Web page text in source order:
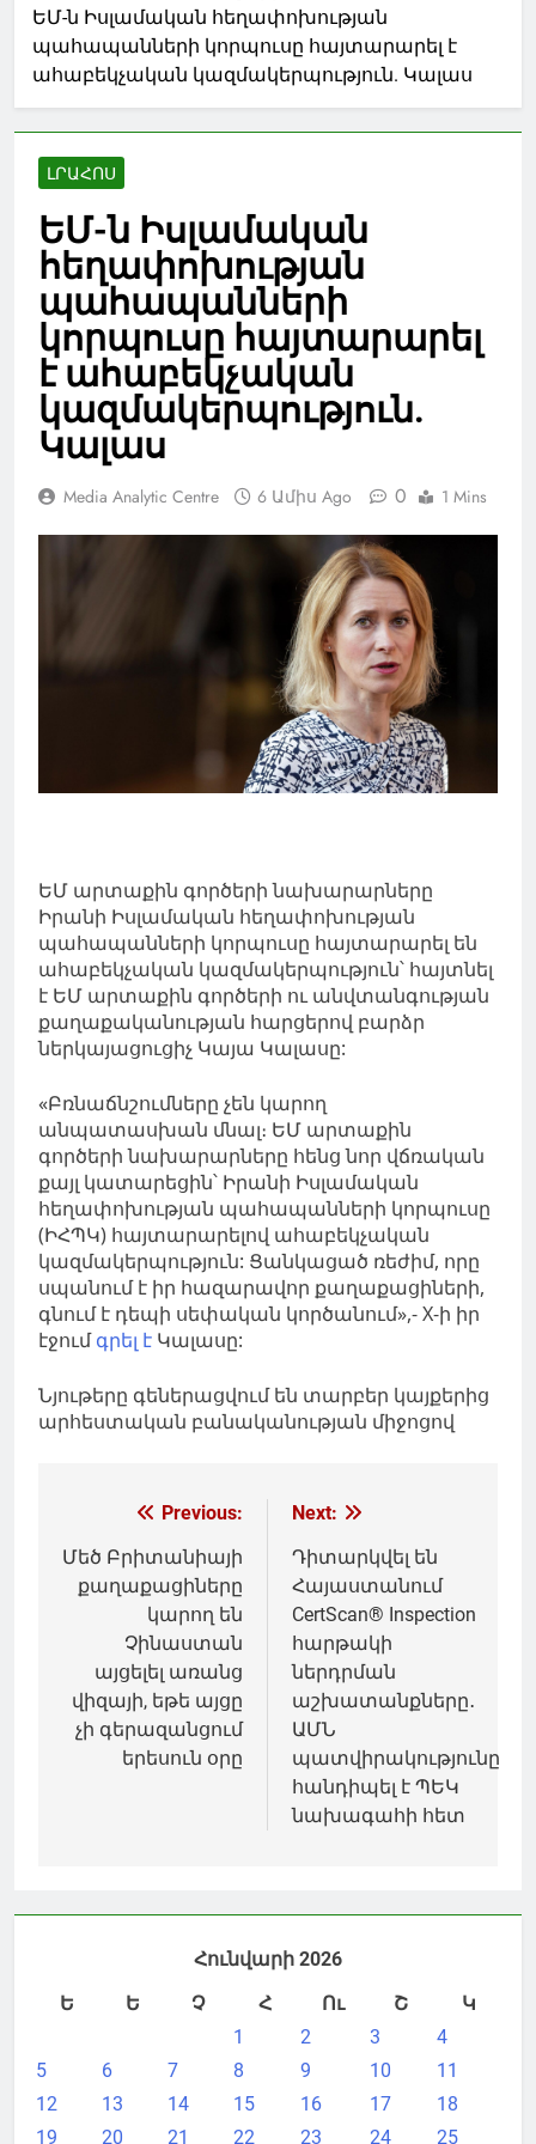
ԵՄ-ն Իսլամական հեղափոխության
պահապանների կորպուսը հայտարարել է
ահաբեկչական կազմակերպություն. Կալաս
ԼՐԱՀՈՍ
ԵՄ-ն Իսլամական
հեղափոխության
պահապանների
կորպուսը հայտարարել
է ահաբեկչական
կազմակերպություն.
Կալաս
Media Analytic Centre 6 Ամիս Ago 0 1 Mins
ԵՄ արտաքին գործերի նախարարները
Իրանի Իսլամական հեղափոխության
պահապանների կորպուսը հայտարարել են
ահաբեկչական կազմակերպություն՝ հայտնել
է ԵՄ արտաքին գործերի ու անվտանգության
քաղաքականության հարցերով բարձր
ներկայացուցիչ Կայա Կալասը:
«Բռնաճնշումները չեն կարող
անպատասխան մնալ։ ԵՄ արտաքին
գործերի նախարարները հենց նոր վճռական
քայլ կատարեցին՝ Իրանի Իսլամական
հեղափոխության պահապանների կորպուսը
(ԻՀՊԿ) հայտարարելով ահաբեկչական
կազմակերպություն: Ցանկացած ռեժիմ, որը
սպանում է իր հազարավոր քաղաքացիների,
գնում է դեպի սեփական կործանում»,- X-ի իր
էջումգրել է Կալասը:
Նյութերը գեներացվում են տարբեր կայքերից
արհեստական բանականության միջոցով
Գրառումների
նավարկումը
Previous:
Մեծ Բրիտանիայի
քաղաքացիները
կարող են
Չինաստան
այցելել առանց
վիզայի, եթե այցը
չի գերազանցում
երեսուն օրը
Next:
Դիտարկվել են
Հայաստանում
CertScan® Inspection
հարթակի
ներդրման
աշխատանքները․
ԱՄՆ
պատվիրակությունը
հանդիպել է ՊԵԿ
նախագահի հետ
Հունվարի 2026
Ե
Ե Չ Հ Ու Շ
Կ
1
2 3
4
5
6 7 8 9 10
11
12
13 14 15 16 17
18
19
20 21 22 23 24 25